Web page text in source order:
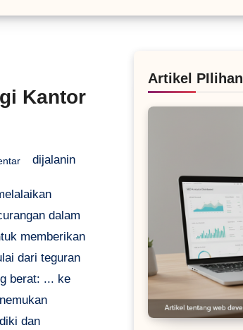
Kantor
dijalanin
dalam
memberikan
dari teguran
berat: ... ke
dan
Artikel PIlihan